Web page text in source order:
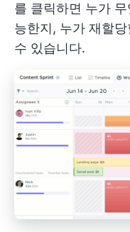
를 클릭하면 누가
능한지, 누가 재할
수 있습니다.